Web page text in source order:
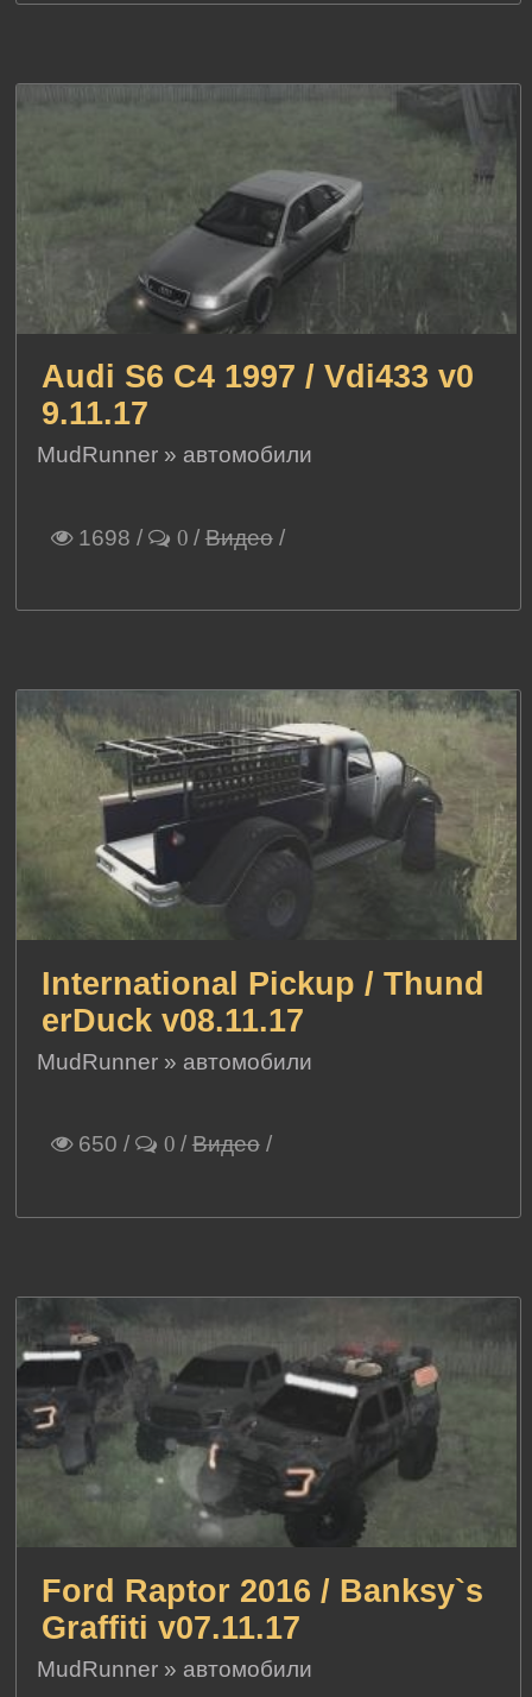
Audi S6 C4 1997 / Vdi433 v0
9.11.17
MudRunner » автомобили
1698 / 0 /Видео/
International Pickup / Thund
erDuck v08.11.17
MudRunner » автомобили
650 / 0 /Видео/
Ford Raptor 2016 / Banksy`s
Graffiti v07.11.17
MudRunner » автомобили